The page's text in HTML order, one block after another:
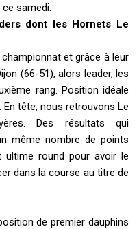
samedi.
dont les Hornets Le
et grâce à leur
(66-51), alors leader, les
rang. Position idéale
tête, nous retrouvons Le
Des résultats qui
même nombre de points
round pour avoir le
dans la course au titre de
de premier dauphins